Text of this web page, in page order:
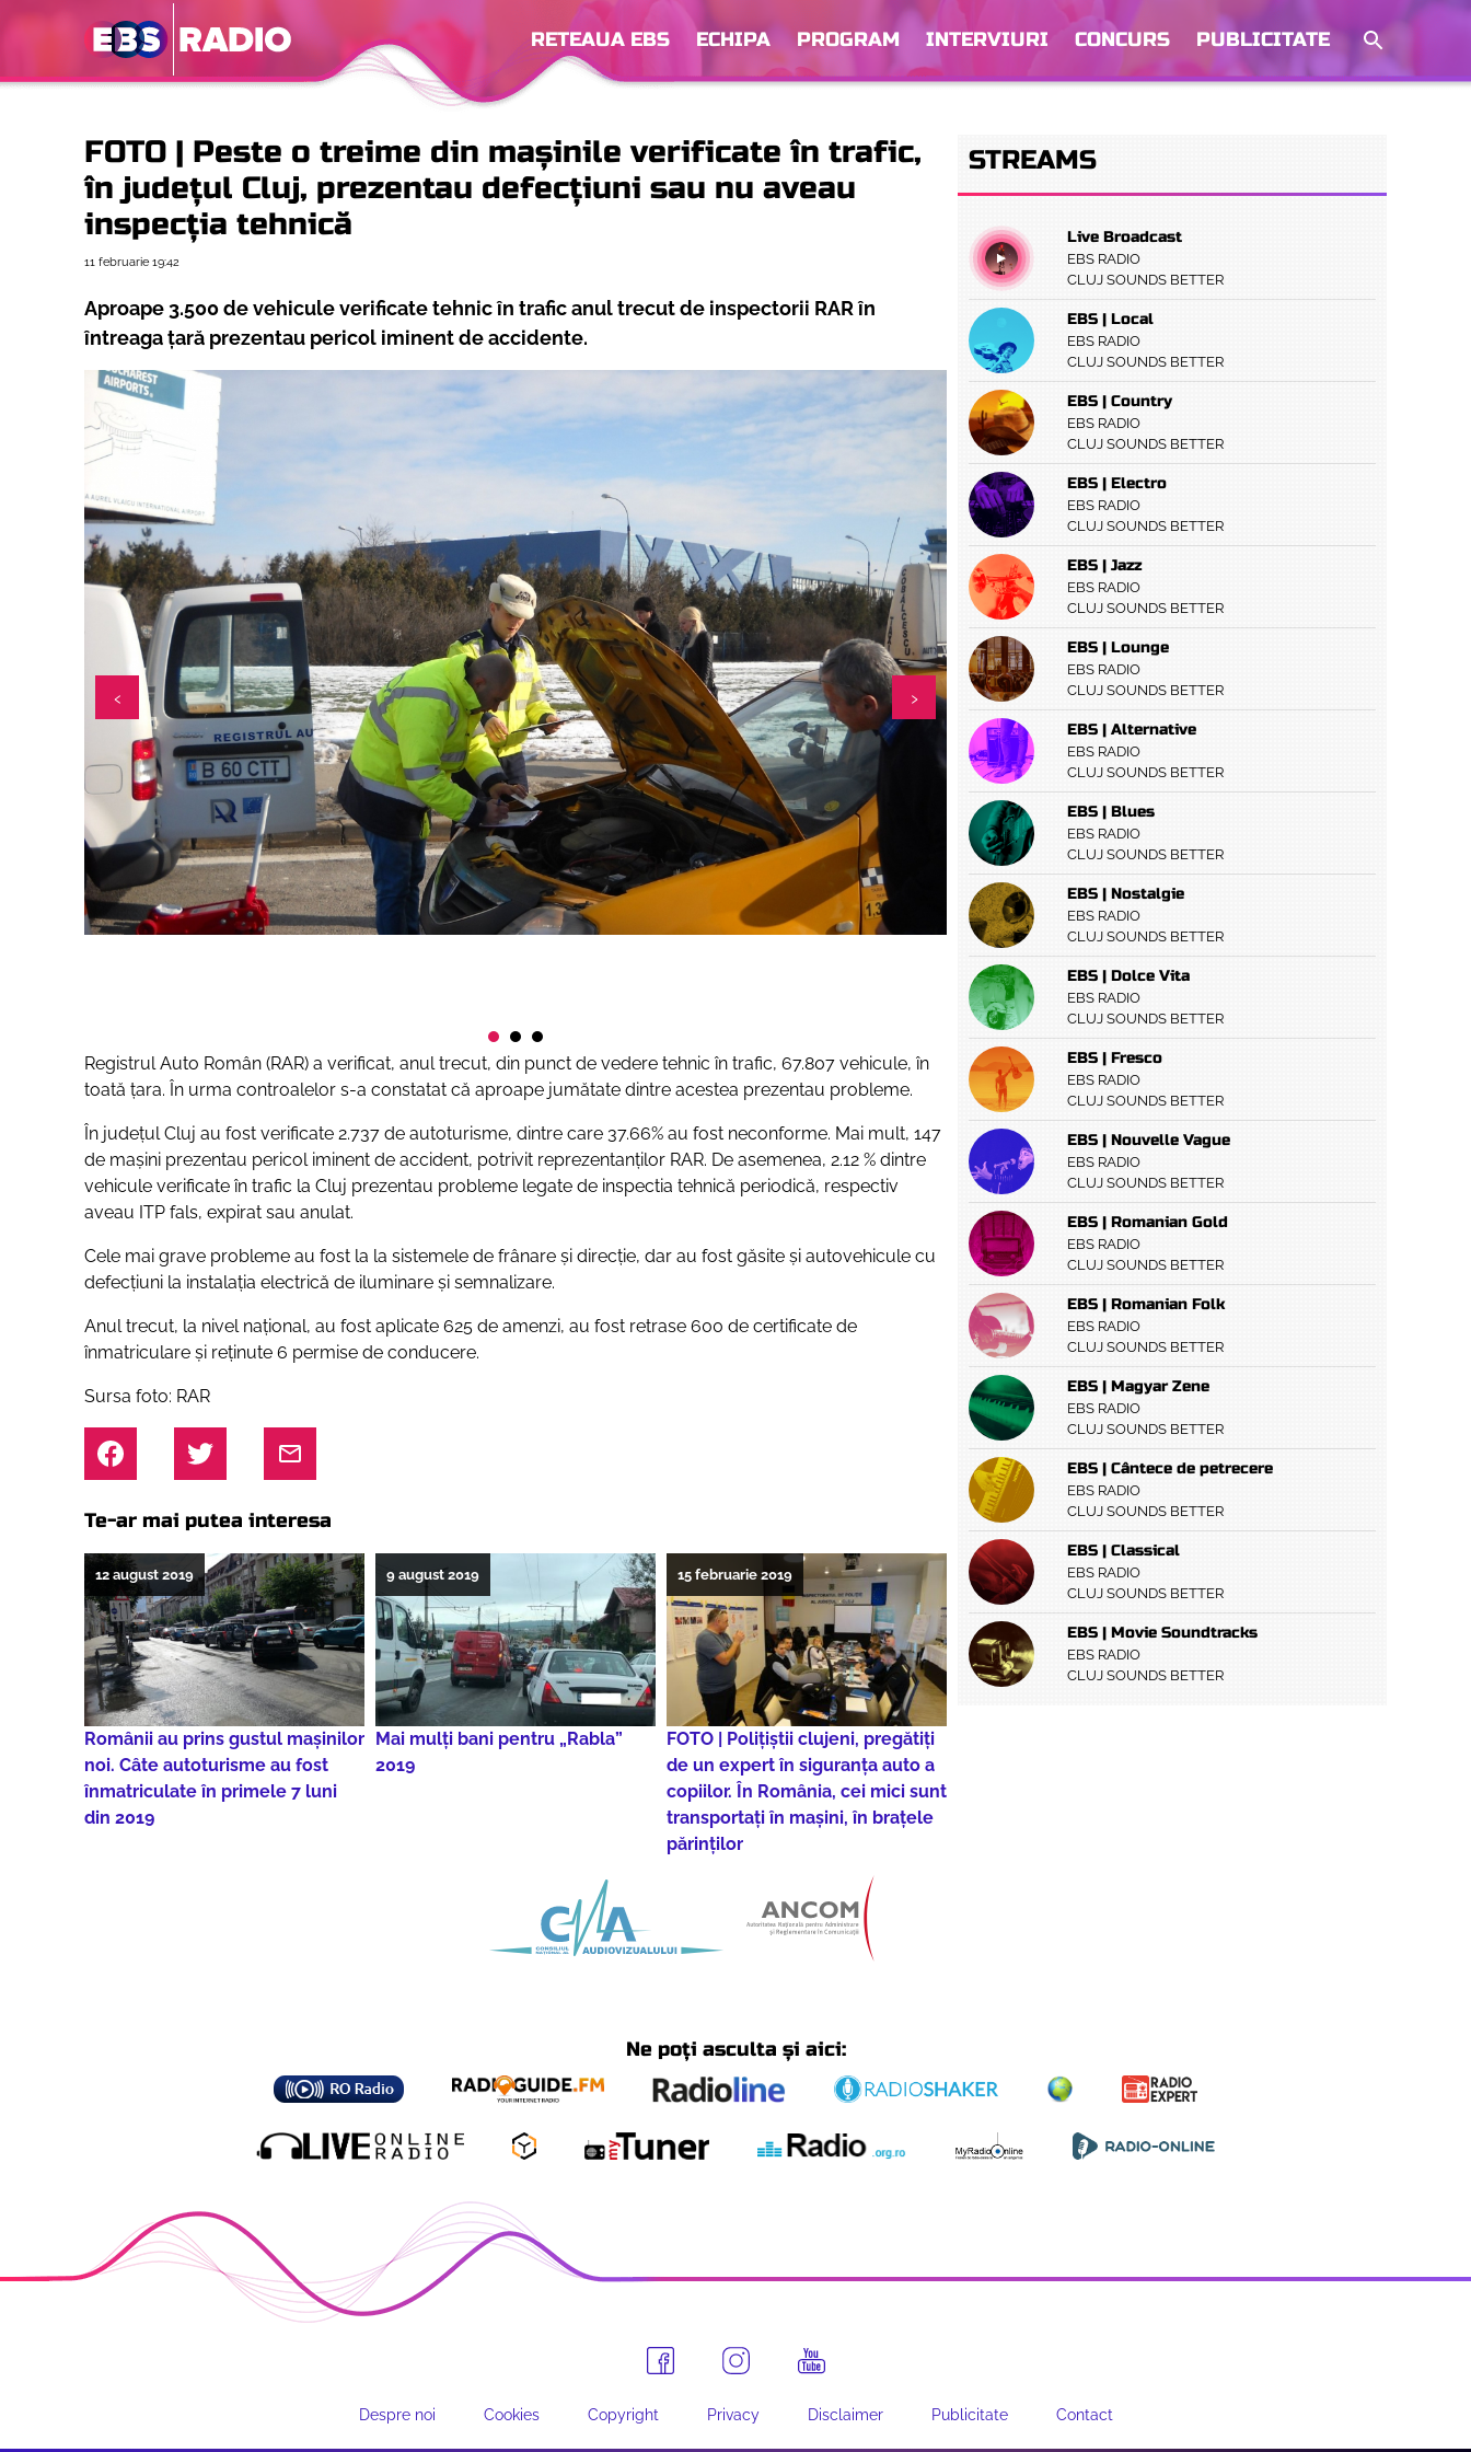
RETEAUA EBS ECHIPA PROGRAM INTERVIURI CONCURS PUBLICITATE
FOTO | Peste o treime din mașinile verificate în trafic,
în județul Cluj, prezentau defecțiuni sau nu aveau
inspecția tehnică
11 februarie 19:42
Aproape 3.500 de vehicule verificate tehnic în trafic anul trecut de inspectorii RAR în
întreaga țară prezentau pericol iminent de accidente.
Registrul Auto Român (RAR) a verificat, anul trecut, din punct de vedere tehnic în trafic, 67.807 vehicule, în
toată țara. În urma controalelor s-a constatat că aproape jumătate dintre acestea prezentau probleme.
În județul Cluj au fost verificate 2.737 de autoturisme, dintre care 37.66% au fost neconforme. Mai mult, 147
de mașini prezentau pericol iminent de accident, potrivit reprezentanților RAR. De asemenea, 2.12 % dintre
vehicule verificate în trafic la Cluj prezentau probleme legate de inspectia tehnică periodică, respectiv
aveau ITP fals, expirat sau anulat.
Cele mai grave probleme au fost la la sistemele de frânare și direcție, dar au fost găsite și autovehicule cu
defecțiuni la instalația electrică de iluminare și semnalizare.
Anul trecut, la nivel național, au fost aplicate 625 de amenzi, au fost retrase 600 de certificate de
înmatriculare și reținute 6 permise de conducere.
Sursa foto: RAR
Te-ar mai putea interesa
Românii au prins gustul mașinilor
noi. Câte autoturisme au fost
înmatriculate în primele 7 luni
din 2019
12 august 2019
Mai mulți bani pentru „Rabla”
2019
9 august 2019
FOTO | Polițiștii clujeni, pregătiți
de un expert în siguranța auto a
copiilor. În România, cei mici sunt
transportați în mașini, în brațele
părinților
15 februarie 2019
STREAMS
Live Broadcast
EBS RADIO
CLUJ SOUNDS BETTER
EBS | Local
EBS RADIO
CLUJ SOUNDS BETTER
EBS | Country
EBS RADIO
CLUJ SOUNDS BETTER
EBS | Electro
EBS RADIO
CLUJ SOUNDS BETTER
EBS | Jazz
EBS RADIO
CLUJ SOUNDS BETTER
EBS | Lounge
EBS RADIO
CLUJ SOUNDS BETTER
EBS | Alternative
EBS RADIO
CLUJ SOUNDS BETTER
EBS | Blues
EBS RADIO
CLUJ SOUNDS BETTER
EBS | Nostalgie
EBS RADIO
CLUJ SOUNDS BETTER
EBS | Dolce Vita
EBS RADIO
CLUJ SOUNDS BETTER
EBS | Fresco
EBS RADIO
CLUJ SOUNDS BETTER
EBS | Nouvelle Vague
EBS RADIO
CLUJ SOUNDS BETTER
EBS | Romanian Gold
EBS RADIO
CLUJ SOUNDS BETTER
EBS | Romanian Folk
EBS RADIO
CLUJ SOUNDS BETTER
EBS | Magyar Zene
EBS RADIO
CLUJ SOUNDS BETTER
EBS | Cântece de petrecere
EBS RADIO
CLUJ SOUNDS BETTER
EBS | Classical
EBS RADIO
CLUJ SOUNDS BETTER
EBS | Movie Soundtracks
EBS RADIO
CLUJ SOUNDS BETTER
Ne poți asculta și aici:
Despre noi Cookies Copyright Privacy Disclaimer Publicitate Contact